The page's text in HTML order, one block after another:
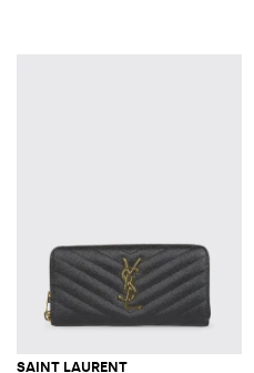
SAINT LAURENT